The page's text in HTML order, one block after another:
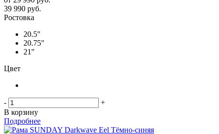
39 990 руб.
Ростовка
20.5"
20.75"
21"
Цвет
-
+
В корзину
Подробнее